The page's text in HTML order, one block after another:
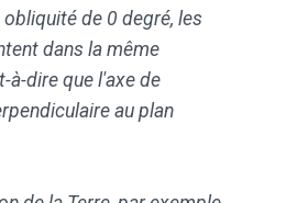
de 0 degré, les
dans la même
à-dire que l'axe de
au plan